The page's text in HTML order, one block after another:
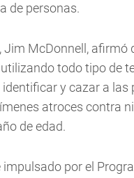
de personas.
Jim McDonnell, afirmó
todo tipo de
y cazar a las
atroces contra
de edad.
impulsado por el